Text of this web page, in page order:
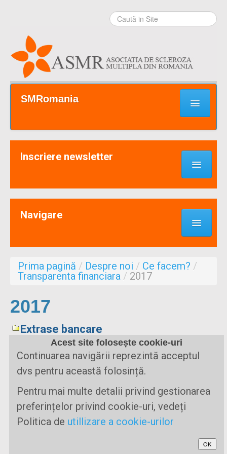
Sari la
navigare
Secţiuni
SMRomania
Noutati & Cercetari
Aproape de mine
Despre noi
Inscriere newsletter
Navigare
Prima pagină / Despre noi / Ce facem? /
Transparenta financiara / 2017
2017
Extrase bancare
Prima pagină
Ce este SM?
Suport / Sprijin
Noutati & Cercetari
Implicate
Forum
Profesionisti
Aproape de mine
Despre noi
Acest site folosește cookie-uri
Continuarea navigării reprezintă acceptul
dvs pentru această folosință.
Pentru mai multe detalii privind gestionarea
preferințelor privind cookie-uri, vedeți
Politica de utillizare a cookie-urilor
OK